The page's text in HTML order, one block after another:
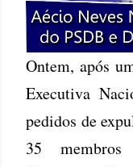
Ontem, após
Executiva
pedidos de
35